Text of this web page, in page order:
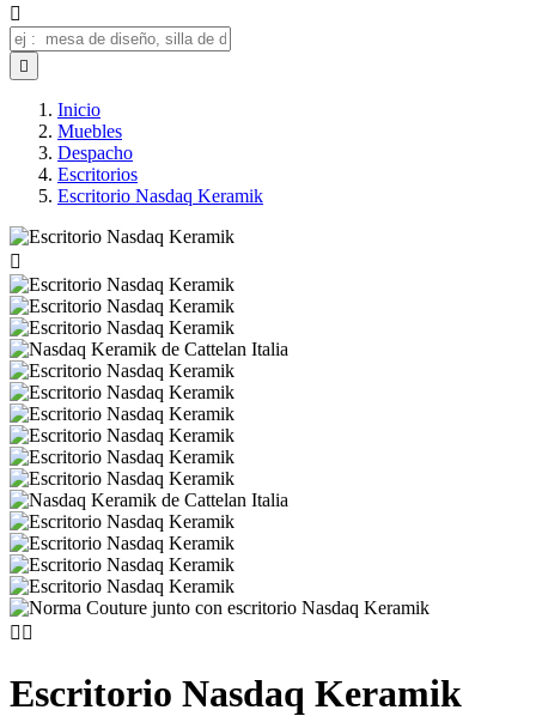


Inicio
Muebles
Despacho
Escritorios
Escritorio Nasdaq Keramik

 
Escritorio Nasdaq Keramik